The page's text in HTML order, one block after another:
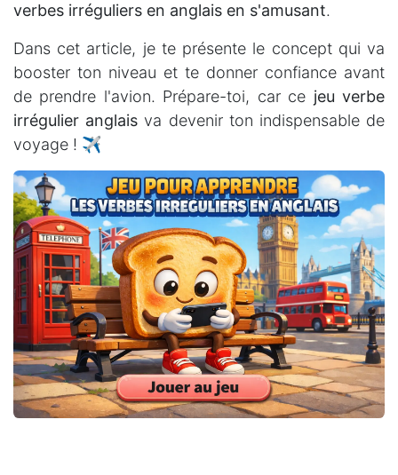
verbes irréguliers en anglais en s'amusant.
Dans cet article, je te présente le concept qui va
booster ton niveau et te donner confiance avant
de prendre l'avion. Prépare-toi, car ce jeu verbe
irrégulier anglais va devenir ton indispensable de
voyage ! ✈️